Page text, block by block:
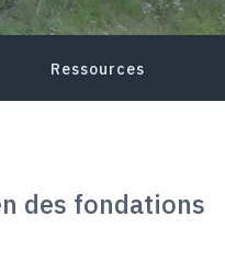
Ressources
des fondations